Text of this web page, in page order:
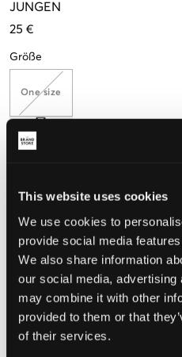
This website uses cookies
We use cookies to
provide social media
We also share information
our social media,
may combine it with other
provided to them or that
of their services.
JUNGEN
25 €
Größe
One size
Klein
WÄHLEN SIE EINE
Schnelle lieferung
Gratis versand über €69